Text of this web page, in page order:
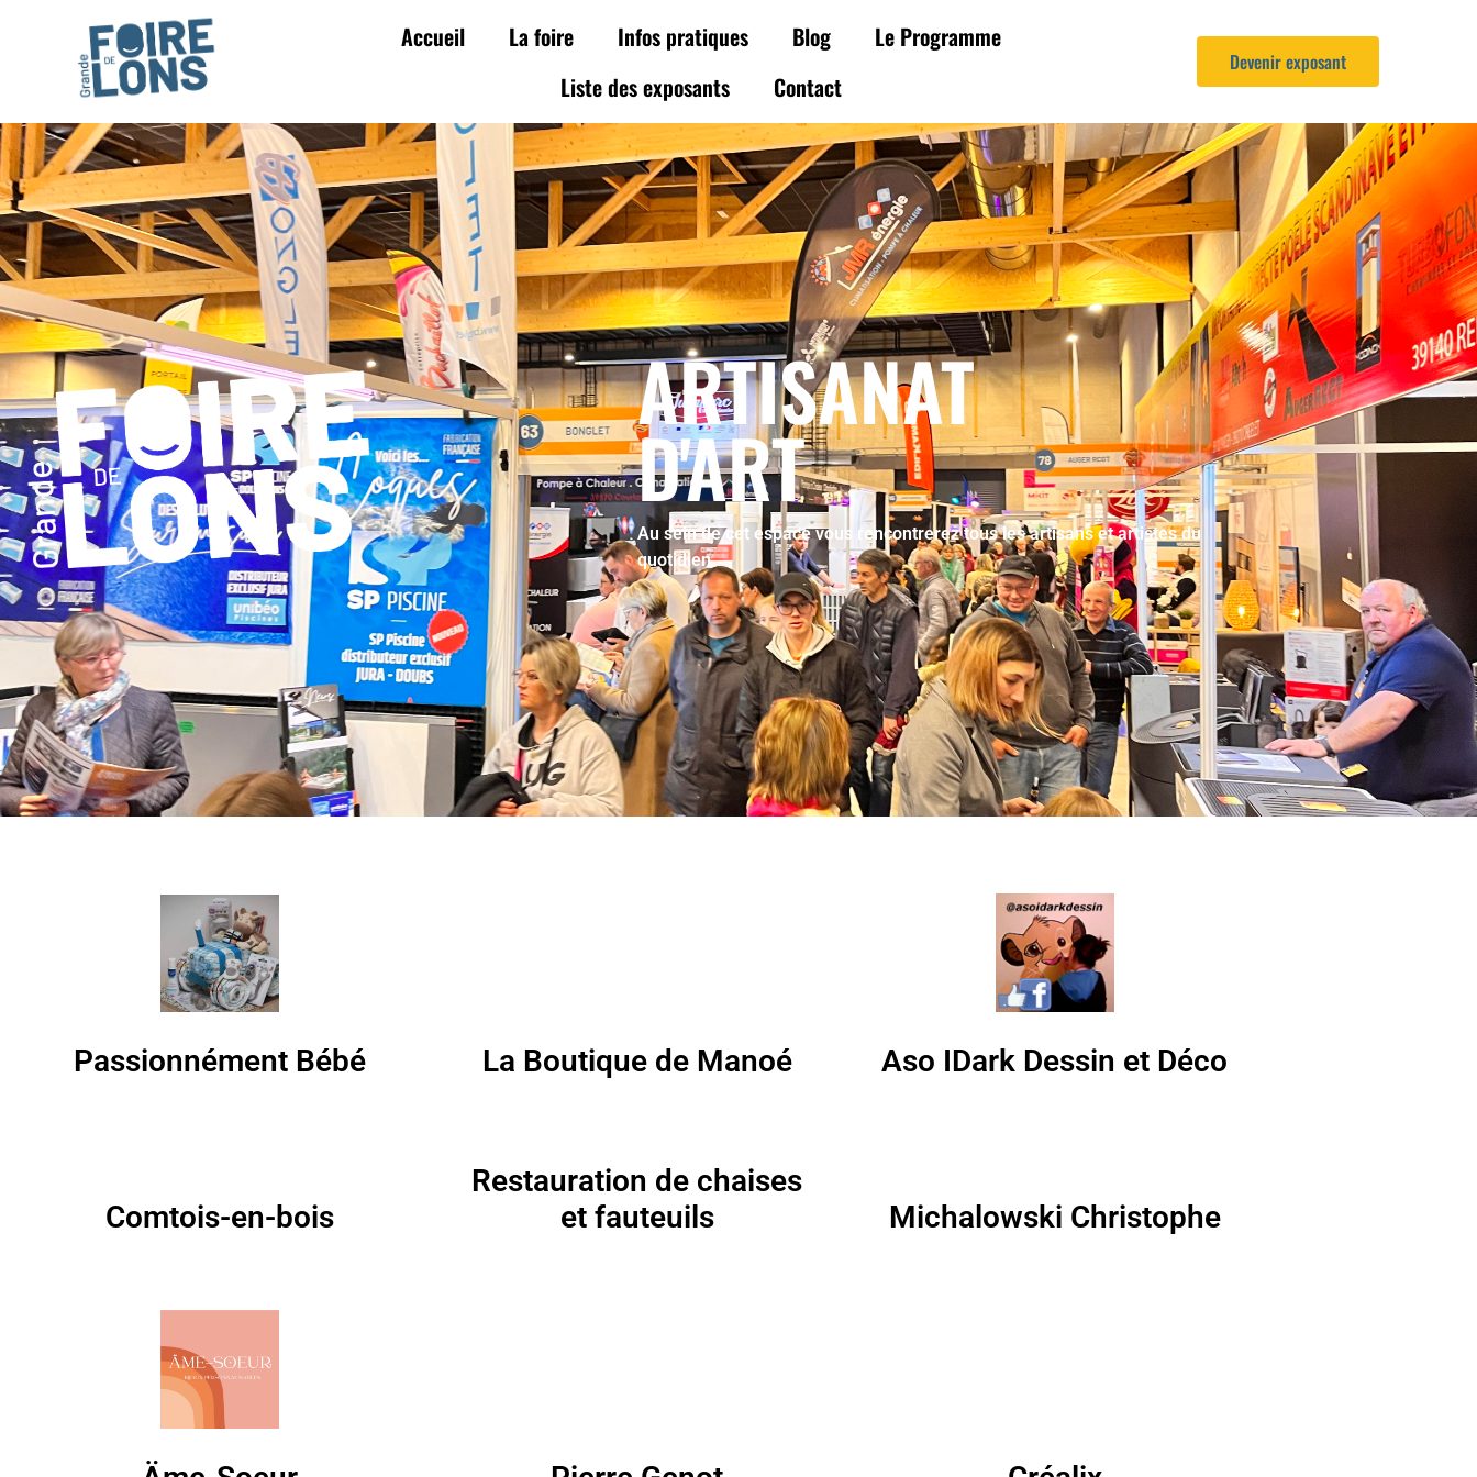
Accueil La foire Infos pratiques Blog
Le Programme
Liste des exposants
Contact
Devenir exposant
ARTISANAT
D'ART
Au sein de cet espace vous rencontrerez tous les artisans et artistes du
quotidien.
Passionnément Bébé La Boutique de Manoé Aso IDark Dessin et Déco
Comtois-en-bois
Restauration de chaises
et fauteuils
Michalowski Christophe